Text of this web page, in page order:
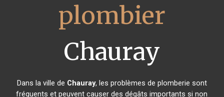
plombier
Chauray
Dans la ville de Chauray, les problèmes de plomberie sont
fréquents et peuvent causer des dégâts importants si non